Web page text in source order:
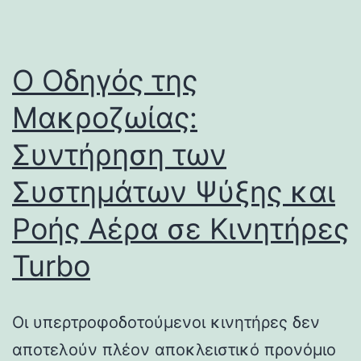
Ο Οδηγός της
Μακροζωίας:
Συντήρηση των
Συστημάτων Ψύξης και
Ροής Αέρα σε Κινητήρες
Turbo
Οι υπερτροφοδοτούμενοι κινητήρες δεν
αποτελούν πλέον αποκλειστικό προνόμιο